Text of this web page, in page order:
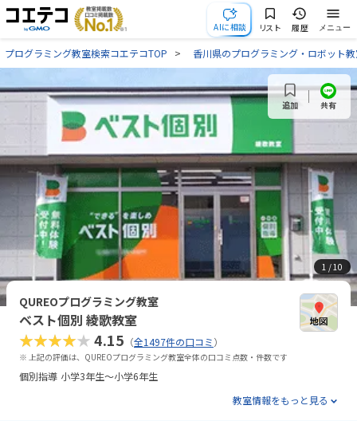
AIに相談 リスト 履歴 メニュー
プログラミング教室検索コエテコTOP 香川県のプログラミング・ロボット
1 / 10
追加 共有
QUREOプログラミング教室
ベスト個別 綾歌教室
★★★★★4.15 （全1497件の口コミ）
※ 上記の評価は、QUREOプログラミング教室全体の口コミ点数・件数です
個別指導 小学3年生～小学6年生
教室情報をもっと見る